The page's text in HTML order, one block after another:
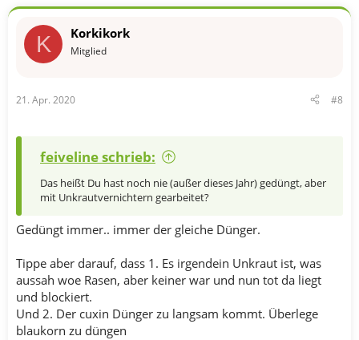
K Korkikork
Mitglied
21. Apr. 2020 #8
feiveline schrieb:
Das heißt Du hast noch nie (außer dieses Jahr) gedüngt, aber
mit Unkrautvernichtern gearbeitet?
Gedüngt immer.. immer der gleiche Dünger.
Tippe aber darauf, dass 1. Es irgendein Unkraut ist, was
aussah woe Rasen, aber keiner war und nun tot da liegt
und blockiert.
Und 2. Der cuxin Dünger zu langsam kommt. Überlege
blaukorn zu düngen